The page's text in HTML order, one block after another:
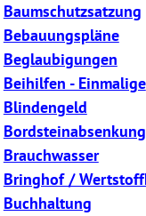
Baumschutzsatzung
Bebauungspläne
Beglaubigungen
Beihilfen - Einmalige
Blindengeld
Bordsteinabsenkung
Brauchwasser
Bringhof /
Buchhaltung